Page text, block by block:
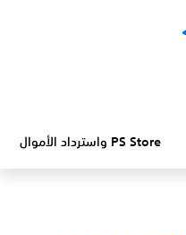
PS Store واسترداد الأموال